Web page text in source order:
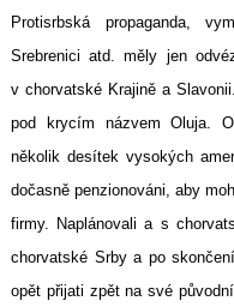
Protisrbská propaganda,
Srebrenici atd. měly jen
v chorvatské Krajině a
pod krycím názvem Oluja.
několik desítek vysokých
dočasně penzionováni, aby
firmy. Naplánovali a s
chorvatské Srby a po
opět přijati zpět na své